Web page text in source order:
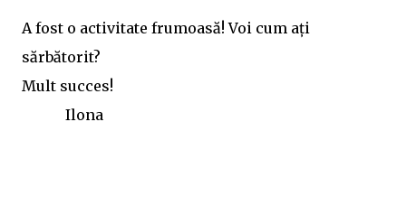
A fost o activitate frumoasă! Voi cum ați
sărbătorit?
Mult succes!
Ilona